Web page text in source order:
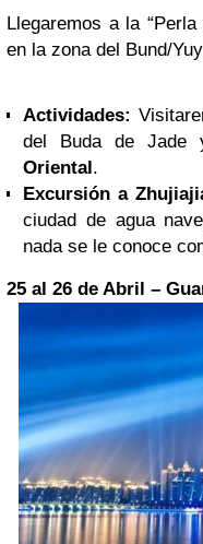
Llegaremos a la
en la zona del Bund/
Actividades:
del Buda de
Oriental .
Excursión a
ciudad de agua
nada se le conoce
25 al 26 de Abril –